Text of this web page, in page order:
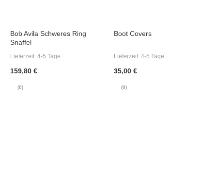
Bob Avila Schweres Ring
Snaffel
Lieferzeit: 4-5 Tage
159,80 €
(0)
Boot Covers
Lieferzeit: 4-5 Tage
35,00 €
(0)